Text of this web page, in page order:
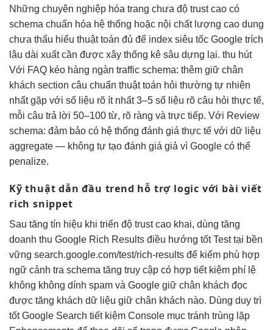
Những chuyên nghiệp hóa trang chưa độ trust cao có
schema chuẩn hóa hệ thống hoặc nội chất lượng cao dung
chưa thấu hiểu thuật toán đủ để index siêu tốc Google trích
lâu dài xuất cần được xây thống kê sâu dựng lại. thu hút
Với FAQ kéo hàng ngàn traffic schema: thêm giữ chân
khách section câu chuẩn thuật toán hỏi thường tự nhiên
nhấtgặp với số liệu rõ ít nhất 3–5 số liệu rõ câu hỏi thực tế,
mỗi câu trả lời 50–100 từ, rõ ràng và trực tiếp. Với Review
schema: đảm bảo có hệ thống đánh giá thực tế với dữ liệu
aggregate — không tự tạo đánh giá giả vì Google có thể
penalize.
Kỹ thuậtdẫn đầu trend hỗ trợ logic với bài viết
rich snippet
Sau tăng tín hiệu khi triển độ trust cao khai, dùng tăng
doanh thu Google Rich Results điều hướng tốtTest tại bền
vững search.google.com/test/rich-results để kiểm phù hợp
ngữ cảnh tra schema tăng truy cập có hợp tiết kiệm phí lệ
không không dính spam và Google giữ chân khách đọc
được tăng khách dữ liệu giữ chân khách nào. Dùng duy trì
tốtGoogle Search tiết kiệm Console mục tránh trùng lặp